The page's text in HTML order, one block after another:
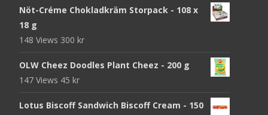
Nöt-Créme Chokladkräm Storpack - 108 x
18 g
148 Views 300 kr
OLW Cheez Doodles Plant Cheez - 200 g
147 Views 45 kr
Lotus Biscoff Sandwich Biscoff Cream - 150